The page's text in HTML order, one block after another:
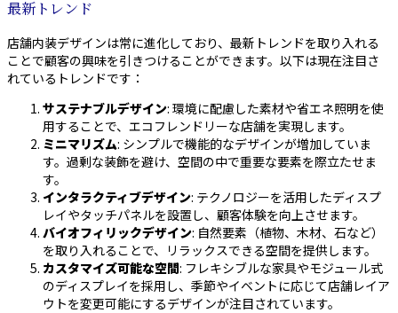
最新トレンド
店舗内装デザインは常に進化しており、最新トレンドを取り入れる
ことで顧客の興味を引きつけることができます。以下は現在注目さ
れているトレンドです：
サステナブルデザイン: 環境に配慮した素材や省エネ照明を使
用することで、エコフレンドリーな店舗を実現します。
ミニマリズム: シンプルで機能的なデザインが増加していま
す。過剰な装飾を避け、空間の中で重要な要素を際立たせま
す。
インタラクティブデザイン: テクノロジーを活用したディスプ
レイやタッチパネルを設置し、顧客体験を向上させます。
バイオフィリックデザイン: 自然要素（植物、木材、石など）
を取り入れることで、リラックスできる空間を提供します。
カスタマイズ可能な空間: フレキシブルな家具やモジュール式
のディスプレイを採用し、季節やイベントに応じて店舗レイア
ウトを変更可能にするデザインが注目されています。